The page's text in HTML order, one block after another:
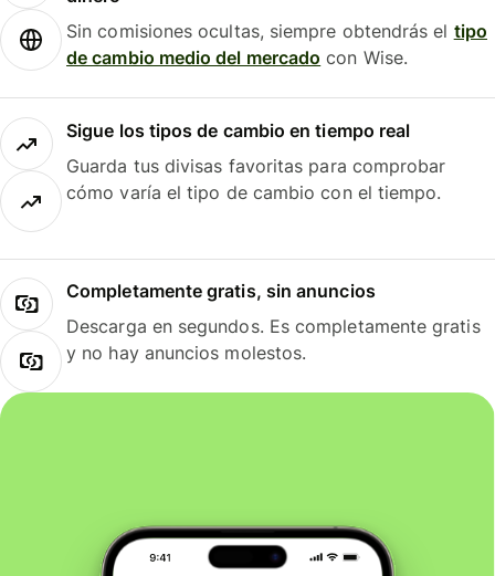
Sin comisiones ocultas, siempre obtendrás el tipo
de cambio medio del mercado con Wise.
Sigue los tipos de cambio en tiempo real
Guarda tus divisas favoritas para comprobar
cómo varía el tipo de cambio con el tiempo.
Completamente gratis, sin anuncios
Descarga en segundos. Es completamente gratis
y no hay anuncios molestos.